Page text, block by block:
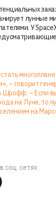
лунные
У
– говорит
Шрофф. – Если
на Луне, то
на
соц. сетях